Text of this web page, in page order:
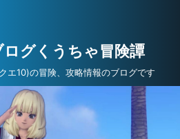
ログくうちゃ冒険譚
エ10)の冒険、攻略情報のブログです